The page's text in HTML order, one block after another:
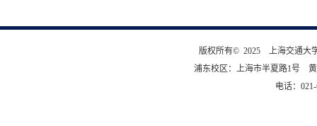
版权所有© 2025 上海交通大
浦东校区：上海市半夏路1号
电话：